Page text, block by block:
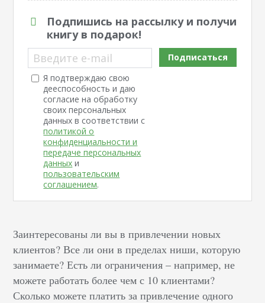
Подпишись на рассылку и получи
книгу в подарок!
Введите e-mail
Я подтверждаю свою
дееспособность и даю
согласие на обработку
своих персональных
данных в соответствии с
политикой о
конфиденциальности и
передаче персональных
данных и
пользовательским
соглашением.
Подписаться
Заинтересованы ли вы в привлечении новых
клиентов? Все ли они в пределах ниши, которую
занимаете? Есть ли ограничения – например, не
можете работать более чем с 10 клиентами?
Сколько можете платить за привлечение одного